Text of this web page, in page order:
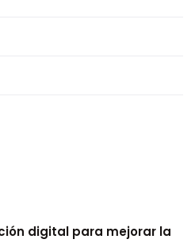
digital para mejorar la